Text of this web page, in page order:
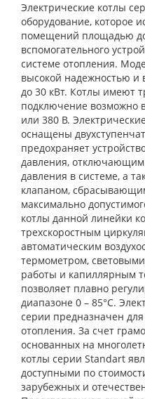
Электрические котлы
оборудование, которое
помещений площадью
вспомогательного
системе отопления.
высокой надежностью и
до 30 кВт. Котлы имеют
подключение возможно
или 380 В.
оснащены
предохраняет
давления, отключающим
давления в системе, а
клапаном,
максимально
котлы данной линейки
трехскоростным
автоматическим
термометром,
работы и капиллярным
позволяет плавно
диапазоне 0 – 85°С.
серии предназначен
отопления. За счет
основанных на
котлы серии Standart
доступными по
зарубежных и